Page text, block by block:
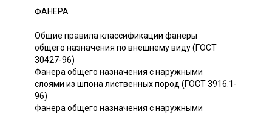
ФАНЕРА
Общие правила классификации фанеры
общего назначения по внешнему виду (ГОСТ
30427-96)
Фанера общего назначения с наружными
слоями из шпона лиственных пород (ГОСТ 3916.1-
96)
Фанера общего назначения с наружными